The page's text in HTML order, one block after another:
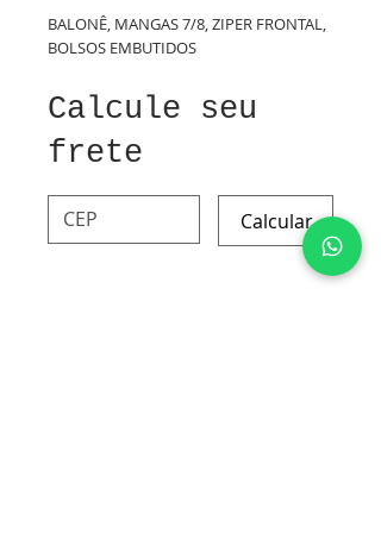
BALONÊ, MANGAS 7/8, ZIPER FRONTAL,
BOLSOS EMBUTIDOS
Calcule seu
frete
Calcular